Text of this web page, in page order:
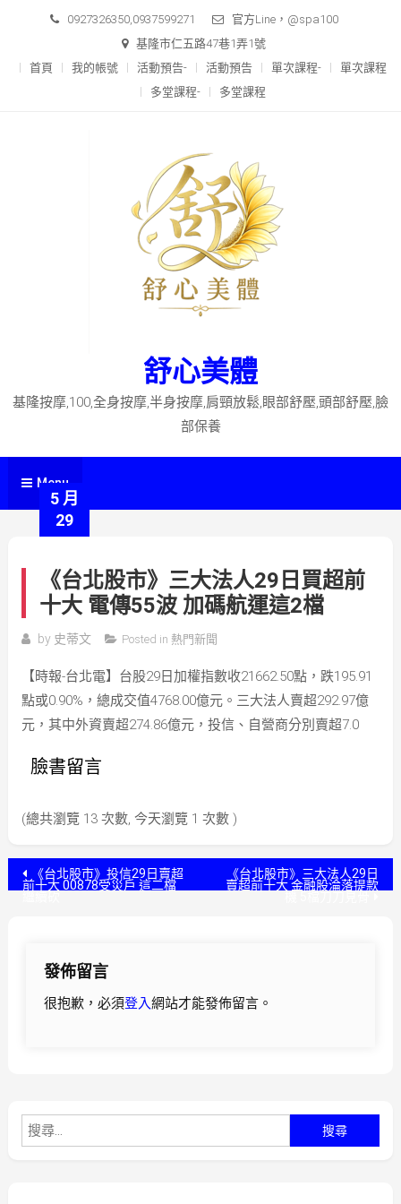
content
0927326350,0937599271
官方Line，@spa100
基隆市仁五路47巷1弄1號
首頁
我的帳號 活動預告- 活動預告 單次課程-
單次課程
多堂課程-
多堂課程
舒心美體
基隆按摩,100,全身按摩,半身按摩,肩頸放鬆,眼部舒壓,頭部舒壓,臉
部保養
Menu
5 月
29
《台北股市》三大法人29日買超前
十大 電傳55波 加碼航運這2檔
by 史蒂文 Posted in 熱門新聞
【時報-台北電】台股29日加權指數收21662.50點，跌195.91
點或0.90%，總成交值4768.00億元。三大法人賣超292.97億
元，其中外資賣超274.86億元，投信、自營商分別賣超7.0
臉書留言
(總共瀏覽 13 次數, 今天瀏覽 1 次數 )
文 《台北股市》投信29日賣超
前十大 00878受災戶 這二檔
《台北股市》三大法人29日
賣超前十大 金融股淪落提款
發佈留言
很抱歉，必須登入網站才能發佈留言。
尋